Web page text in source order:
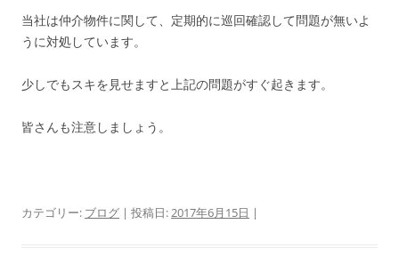
当社は仲介物件に関して、定期的に巡回確認して問題が無いよ
うに対処しています。
少しでもスキを見せますと上記の問題がすぐ起きます。
皆さんも注意しましょう。
カテゴリー: ブログ | 投稿日:2017年6月15日 |